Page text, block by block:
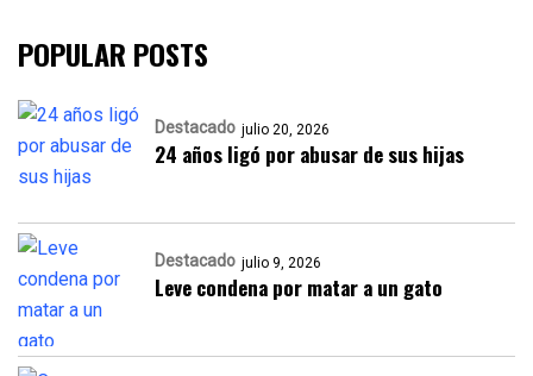
POPULAR POSTS
Destacado julio 20, 2026
24 años ligó por abusar de sus hijas
Destacado julio 9, 2026
Leve condena por matar a un gato